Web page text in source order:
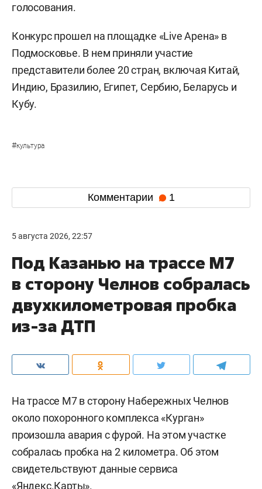
голосования.
Конкурс прошел на площадке «Live Арена» в
Подмосковье. В нем приняли участие
представители более 20 стран, включая Китай,
Индию, Бразилию, Египет, Сербию, Беларусь и
Кубу.
#культура
Комментарии 1
5 августа 2026, 22:57
Под Казанью на трассе М7
в сторону Челнов собралась
двухкилометровая пробка
из-за ДТП
На трассе М7 в сторону Набережных Челнов
около похоронного комплекса «Курган»
произошла авария с фурой. На этом участке
собралась пробка на 2 километра. Об этом
свидетельствуют данные сервиса
«Яндекс.Карты».